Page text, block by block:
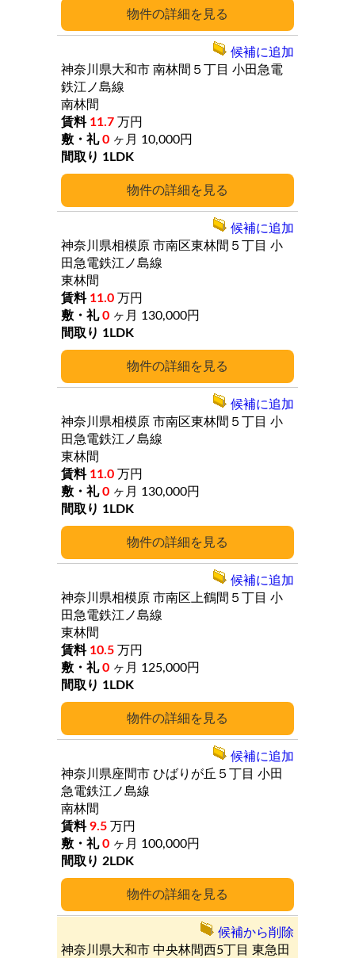
詳細
詳細
神奈川県大和市 南林間５丁目 小田急電
鉄江ノ島線
南林間
11.7 万円
0 ヶ月 10,000円
1LDK
候補に追加
詳細
神奈川県相模原 市南区東林間５丁目 小
田急電鉄江ノ島線
東林間
11.0 万円
0 ヶ月 130,000円
1LDK
候補に追加
詳細
神奈川県相模原 市南区東林間５丁目 小
田急電鉄江ノ島線
東林間
11.0 万円
0 ヶ月 130,000円
1LDK
候補に追加
詳細
神奈川県相模原 市南区上鶴間５丁目 小
田急電鉄江ノ島線
東林間
10.5 万円
0 ヶ月 125,000円
1LDK
候補に追加
詳細
神奈川県座間市 ひばりが丘５丁目 小田
急電鉄江ノ島線
南林間
9.5 万円
0 ヶ月 100,000円
2LDK
候補に追加
神奈川県大和市 中央林間西5丁目 東急田
候補から削除